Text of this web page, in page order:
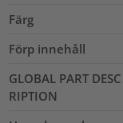
Färg
Förp innehåll
GLOBAL PART DESC
RIPTION